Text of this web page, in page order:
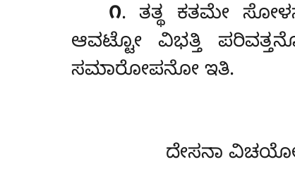
೧. ತತ್ಥ ಕತಮೇ
ಆವಟ್ಟೋ ವಿಭತ್ತಿ
ಸಮಾರೋಪನೋ ಇತಿ.
ದೇಸನಾ ವಿಚಯೋ